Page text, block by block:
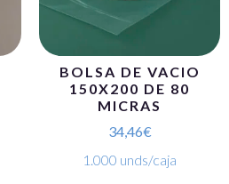
BOLSA DE VACIO
150X200 DE 80
MICRAS
34,46€
1.000 unds/caja